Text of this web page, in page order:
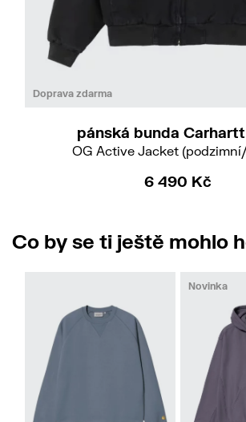
Doprava zdarma
pánská bunda
OG Active Jacket
6 490 Kč
Co by se ti ještě mohlo
Novinka